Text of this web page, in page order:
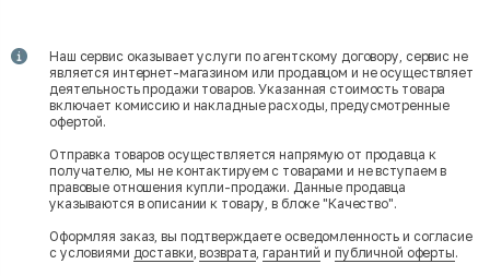
Наш сервис оказывает услуги по агентскому договору, сервис не
является интернет-магазином или продавцом и не осуществляет
деятельность продажи товаров. Указанная стоимость товара
включает комиссию и накладные расходы, предусмотренные
офертой.
Отправка товаров осуществляется напрямую от продавца к
получателю, мы не контактируем с товарами и не вступаем в
правовые отношения купли-продажи. Данные продавца
указываются в описании к товару, в блоке "Качество".
Оформляя заказ, вы подтверждаете осведомленность и согласие
с условиями доставки,возврата,гарантий и публичной оферты.